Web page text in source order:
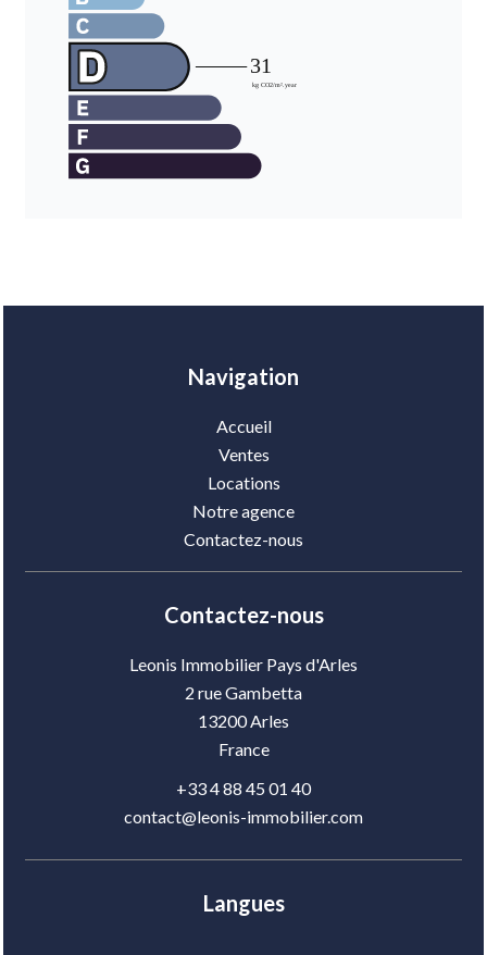
Navigation
Accueil
Ventes
Locations
Notre agence
Contactez-nous
Contactez-nous
Leonis Immobilier Pays d'Arles
2 rue Gambetta
13200Arles
France
+33 4 88 45 01 40
contact@leonis-immobilier.com
Langues